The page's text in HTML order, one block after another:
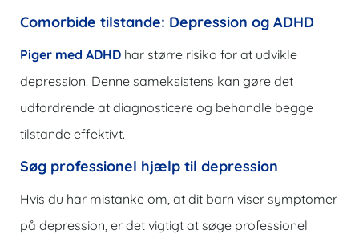
Comorbide tilstande: Depression og ADHD
Piger med ADHD har større risiko for at udvikle
depression. Denne sameksistens kan gøre det
udfordrende at diagnosticere og behandle begge
tilstande effektivt.
Søg professionel hjælp til depression
Hvis du har mistanke om, at dit barn viser symptomer
på depression, er det vigtigt at søge professionel